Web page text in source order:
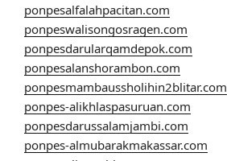
ponpesalfalahpacitan.com
ponpeswalisongosragen.com
ponpesdarularqamdepok.com
ponpesalanshorambon.com
ponpesmambaussholihin2blitar.com
ponpes-alikhlaspasuruan.com
ponpesdarussalamjambi.com
ponpes-almubarakmakassar.com